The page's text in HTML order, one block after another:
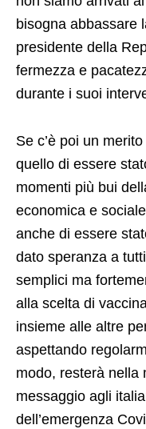
bisogna abbassare
presidente della
fermezza e
durante i suoi
Se c’è poi un
quello di essere
momenti più bui
economica e
anche di essere
dato speranza a
semplici ma
alla scelta di
insieme alle altre
aspettando
modo, resterà nella
messaggio agli
dell’emergenza